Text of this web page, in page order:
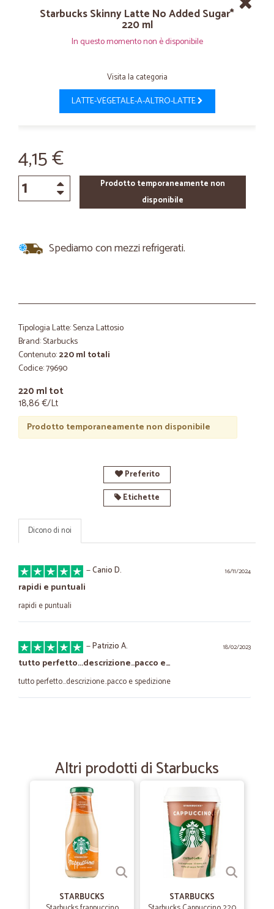
Starbucks Skinny Latte No Added Sugar*
220 ml
In questo momento non è disponibile
Visita la categoria
LATTE-VEGETALE-A-ALTRO-LATTE
4,15 €
Prodotto temporaneamente non
disponibile
Spediamo con mezzi refrigerati.
Tipologia Latte: Senza Lattosio
Brand: Starbucks
Contenuto:220 ml totali
Codice: 79690
220 ml tot
18,86 €/Lt
Prodotto temporaneamente non disponibile
Preferito
Etichette
Dicono di noi
16/11/2024
—Canio D.
rapidi e puntuali
rapidi e puntuali
18/02/2023
—Patrizio A.
tutto perfetto...descrizione..pacco e…
tutto perfetto...descrizione..pacco e spedizione
—
Una piacevole sorpresa
Mi sono trovata bene, prodotti buoni, consegna puntuale. Soprattutto
frutta e verdura mi hanno stupita per la qualità I prezzi sono nella
media, ma comunque leggermente più bassi di tanti altri
supermercati famosi. Lo consiglio
Altri prodotti di Starbucks
STARBUCKS
STARBUCKS